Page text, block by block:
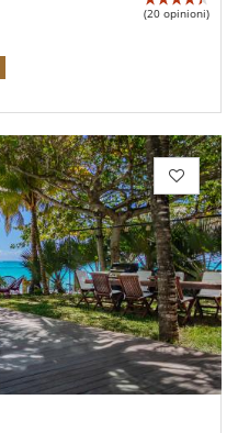
(20 opinioni)